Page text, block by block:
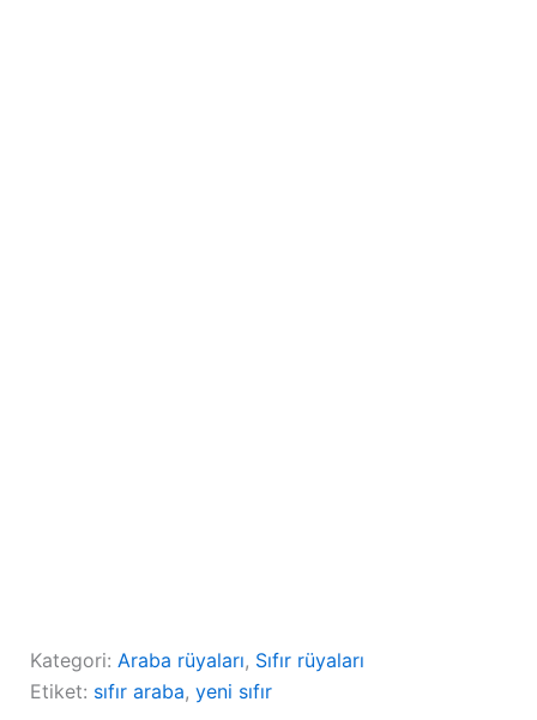
Kategori: Araba rüyaları, Sıfır rüyaları
Etiket: sıfır araba, yeni sıfır